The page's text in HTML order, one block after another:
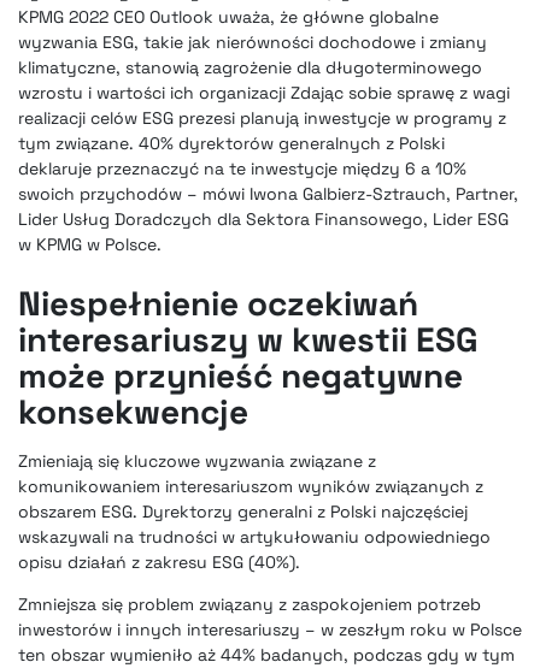
KPMG 2022 CEO Outlook uważa, że główne globalne
wyzwania ESG, takie jak nierówności dochodowe i zmiany
klimatyczne, stanowią zagrożenie dla długoterminowego
wzrostu i wartości ich organizacji Zdając sobie sprawę z wagi
realizacji celów ESG prezesi planują inwestycje w programy z
tym związane. 40% dyrektorów generalnych z Polski
deklaruje przeznaczyć na te inwestycje między 6 a 10%
swoich przychodów – mówi Iwona Galbierz-Sztrauch, Partner,
Lider Usług Doradczych dla Sektora Finansowego, Lider ESG
w KPMG w Polsce.
Niespełnienie oczekiwań
interesariuszy w kwestii ESG
może przynieść negatywne
konsekwencje
Zmieniają się kluczowe wyzwania związane z
komunikowaniem interesariuszom wyników związanych z
obszarem ESG. Dyrektorzy generalni z Polski najczęściej
wskazywali na trudności w artykułowaniu odpowiedniego
opisu działań z zakresu ESG (40%).
Zmniejsza się problem związany z zaspokojeniem potrzeb
inwestorów i innych interesariuszy – w zeszłym roku w Polsce
ten obszar wymieniło aż 44% badanych, podczas gdy w tym